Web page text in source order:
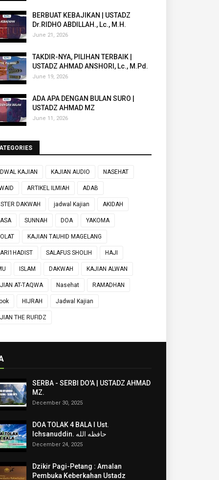
BERBUAT KEBAJIKAN | USTADZ
Dr.RIDHO ABDILLAH., Lc., M.H.
June 21, 2026
TAKDIR-NYA, PILIHAN TERBAIK |
USTADZ AHMAD ANSHORI, Lc., M.Pd.
June 19, 2026
ADA APA DENGAN BULAN SURO |
USTADZ AHMAD MZ
June 11, 2026
KAJIAN KAJIAN AUDIO NASEHAT
ARTIKEL ILMIAH ADAB
DAKWAH jadwal Kajian AKIDAH
SUNNAH DOA YAKOMA
KAJIAN TAUHID MAGELANG
SALAFUS SHOLIH HAJI
ISLAM DAKWAH KAJIAN ALWAN
AT-TAQWA Nasehat RAMADHAN
HIJRAH Jadwal Kajian
THE RUFIDZ
SERBA - SERBI DO'A | USTADZ AHMAD
MZ.
December 30, 2025
DOA TOLAK 4 BALA I Ust.
Ichsanuddin. حافظه الله
December 24, 2025
Dzikir Pagi-Petang : Amalan
Pembuka Keberkahan Ustadz